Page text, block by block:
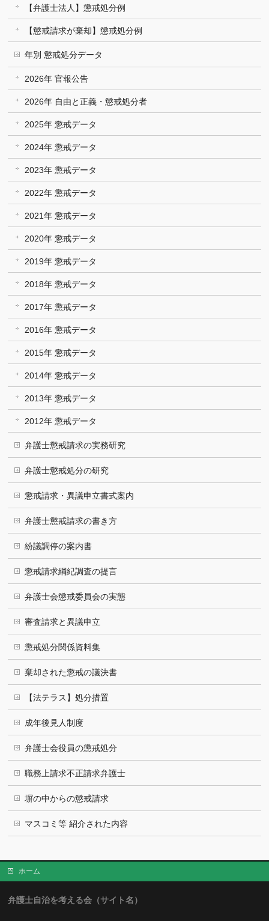
【弁護士法人】懲戒処分例
【懲戒請求が棄却】懲戒処分例
年別 懲戒処分データ
2026年 官報公告
2026年 自由と正義・懲戒処分者
2025年 懲戒データ
2024年 懲戒データ
2023年 懲戒データ
2022年 懲戒データ
2021年 懲戒データ
2020年 懲戒データ
2019年 懲戒データ
2018年 懲戒データ
2017年 懲戒データ
2016年 懲戒データ
2015年 懲戒データ
2014年 懲戒データ
2013年 懲戒データ
2012年 懲戒データ
弁護士懲戒請求の実務研究
弁護士懲戒処分の研究
懲戒請求・異議申立書式案内
弁護士懲戒請求の書き方
紛議調停の案内書
懲戒請求綱紀調査の提言
弁護士会懲戒委員会の実態
審査請求と異議申立
懲戒処分関係資料集
棄却された懲戒の議決書
【法テラス】処分措置
成年後見人制度
弁護士会役員の懲戒処分
職務上請求不正請求弁護士
塀の中からの懲戒請求
マスコミ等 紹介された内容
ホーム
弁護士自治を考える会（サイト名）